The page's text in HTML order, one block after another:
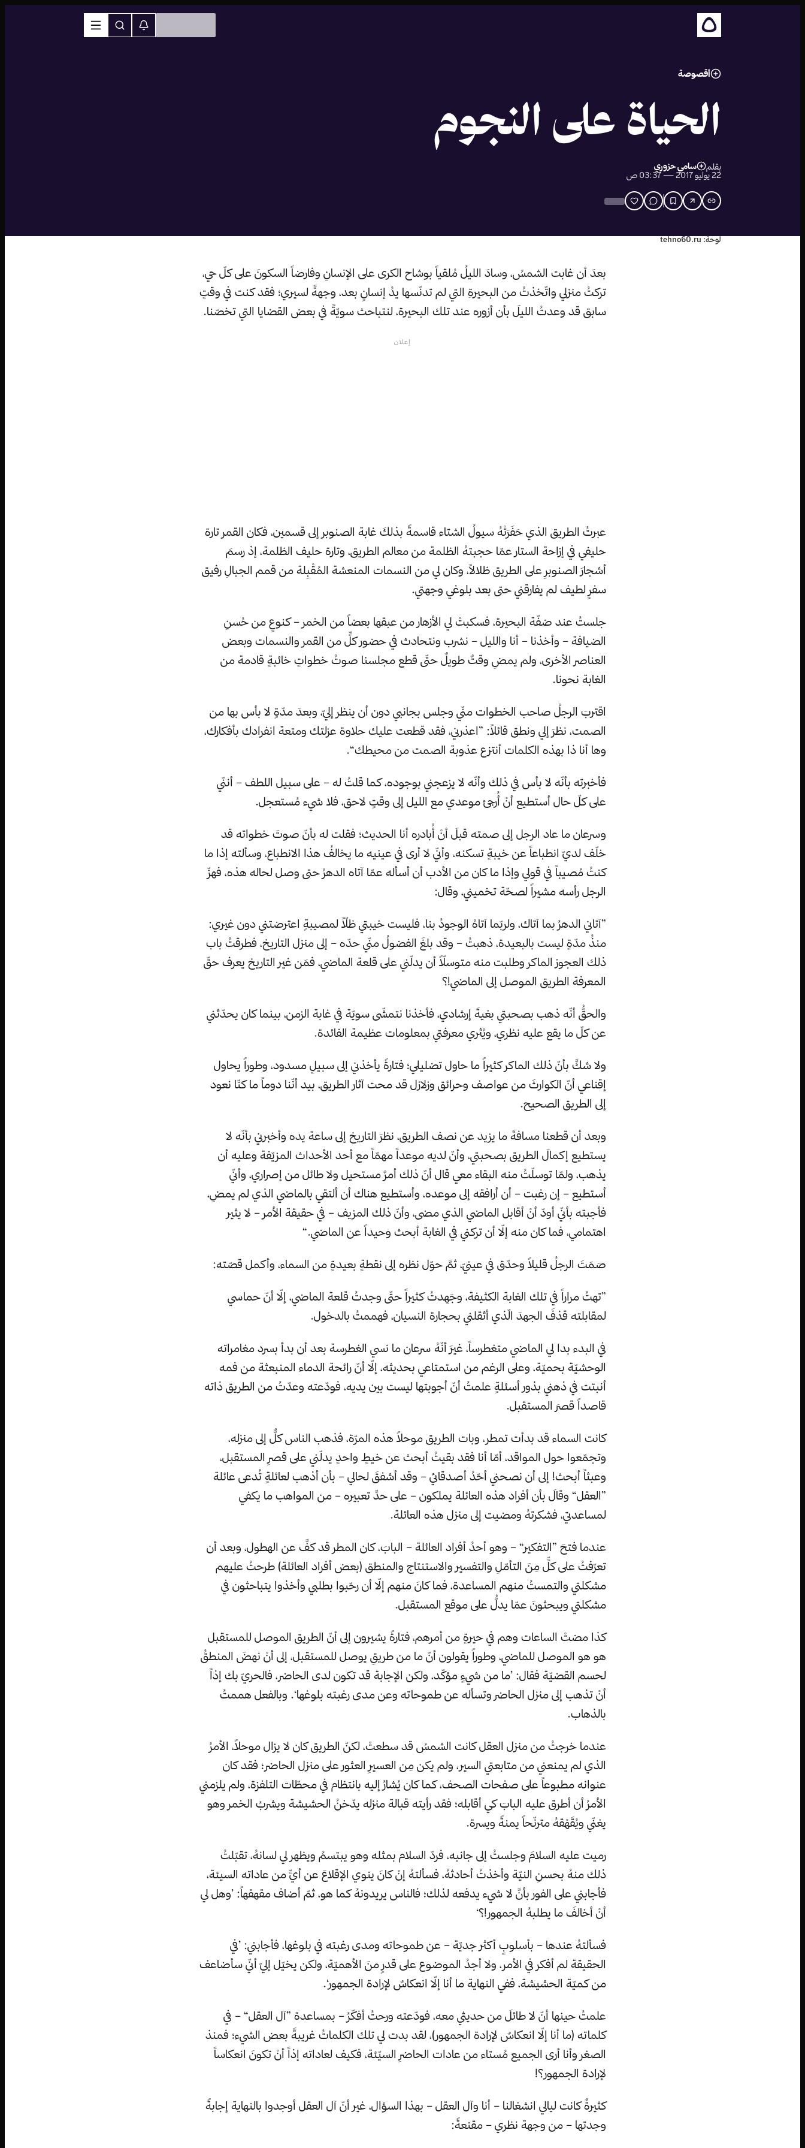
أقصوصة
الحياة على النجوم
بقلم
سامي حزوري
22 يوليو 2017 — 03:37 ص
لوحة: tehno60.ru
بعدَ أن غابت الشمسُ، وسادَ الليلُ مُلقياً بوشاح الكرى على الإنسانِ وفارضاً السكونَ على كلّ حي،
تركتُ منزلي واتّخذتُ من البحيرةِ التي لم تدنّسها يدُ إنسانٍ بعد، وجهةً لسيري؛ فقد كنت في وقتٍ
سابق قد وعدتُ الليلَ بأن أزوره عند تلك البحيرة، لنتباحث سويّةً في بعض القضايا التي تخصّنا.
إعلان
عبرتُ الطريق الذي حَفَرَتْهُ سيولُ الشتاء قاسمةً بذلكَ غابة الصنوبر إلى قسمين، فكان القمر تارة
حليفي في إزاحة الستار عمّا حجبتهُ الظلمة من معالم الطريق، وتارة حليف الظلمة، إذ رسمَ
أشجارَ الصنوبرِ على الطريق ظلالاً، وكان لي من النسمات المنعشة المُقْبِلة من قمم الجبالِ رفيق
سفرٍ لطيف لم يفارقني حتى بعد بلوغي وجهتي.
جلستُ عند ضفّة البحيرة، فسكبتْ لي الأزهار من عبقها بعضاً من الخمر – كنوعٍ من حُسنِ
الضيافة – وأخذنا – أنا والليل – نشرب ونتحادث في حضور كلٍّ من القمر والنسمات وبعض
العناصر الأخرى، ولم يمضِ وقتٌ طويلٌ حتّى قطع مجلسنا صوتُ خطواتٍ خائبةٍ قادمة من
الغابة نحونا.
اقتربَ الرجلُ صاحب الخطوات منّي وجلس بجانبي دون أن ينظر إليّ، وبعدَ مدّةٍ لا بأس بها من
الصمت، نظرَ إلي ونطق قائلاً: ”اعذرني، فقد قطعت عليك حلاوة عزلتك ومتعة انفرادك بأفكارك،
وها أنا ذا بهذه الكلمات أنتزع عذوبة الصمت من محيطك“.
فأخبرته بأنّه لا بأس في ذلك وأنّه لا يزعجني بوجوده، كما قلتُ له – على سبيل اللطف – أننّي
على كلّ حال أستطيع أنْ أُرجئ موعدي مع الليل إلى وقتٍ لاحق، فلا شيء مُستعجل.
وسرعان ما عاد الرجل إلى صمته قبلَ أنْ أُبادره أنا الحديث؛ فقلت له بأنّ صوتَ خطواته قد
خلّف لديّ انطباعاً عن خيبةٍ تسكنه، وأنّي لا أرى في عينيه ما يخالفُ هذا الانطباع، وسألته إذا ما
كنتُ مُصيباً في قولي وإذا ما كان من الأدب أن أسأله عمّا آتاه الدهرُ حتى وصل لحاله هذه، فهزّ
الرجل رأسه مشيراً لصحّة تخميني، وقال:
”آتاني الدهرُ بما آتاك، ولربّما آتاهُ الوجودُ بنا، فليست خيبتي ظلّاً لمصيبةٍ اعترضتني دون غيري:
منذُ مدّةٍ ليست بالبعيدة، ذهبتُ – وقد بلغَ الفضولُ منّي حدّه – إلى منزل التاريخ، فطرقتُ باب
ذلك العجوز الماكر وطلبت منه متوسلّاً أن يدلّني على قلعة الماضي، فمَن غير التاريخ يعرف حقّ
المعرفة الطريق الموصل إلى الماضي!؟
والحقُّ أنّه ذهب بصحبتي بغيةَ إرشادي، فأخذنا نتمشّى سويّة في غابة الزمن، بينما كان يحدّثني
عن كلّ ما يقع عليه نظري، ويُثري معرفتي بمعلومات عظيمة الفائدة.
ولا شكَّ بأنّ ذلك الماكر كثيراً ما حاول تضليلي؛ فتارةً يأخذني إلى سبيلٍ مسدود، وطوراً يحاول
إقناعي أنّ الكوارثَ من عواصف وحرائق وزلازل قد محت آثار الطريق، بيد أنّنا دوماً ما كنّا نعود
إلى الطريق الصحيح.
وبعد أن قطعنا مسافةَ ما يزيد عن نصف الطريق، نظرَ التاريخ إلى ساعة يده وأخبرني بأنّه لا
يستطيع إكمالَ الطريق بصحبتي، وأنّ لديه موعداً مهمّاً مع أحد الأحداث المزيّفة وعليه أن
يذهب، ولمّا توسلّتُ منه البقاء معي قال أنّ ذلك أمرٌ مستحيل ولا طائل من إصراري، وأنّي
أستطيع – إن رغبت – أن أرافقه إلى موعده، وأستطيع هناك أن ألتقي بالماضي الذي لم يمضِ،
فأجبته بأنّي أودّ أنْ أقابل الماضي الذي مضى، وأنّ ذلك المزيف – في حقيقة الأمر – لا يثير
اهتمامي، فما كان منه إلّا أن تركني في الغابة أبحث وحيداً عن الماضي.“
صَمَتَ الرجلُ قليلاً وحدّق في عينيّ، ثمَّ حوّل نظره إلى نقطةٍ بعيدةٍ من السماء، وأكمل قصّته:
”تهتُ مراراً في تلك الغابة الكثيفة، وجَهِدتُ كثيراً حتّى وجدتُ قلعة الماضي، إلّا أنّ حماسي
لمقابلته قذفَ الجهدَ الّذي أثقلني بحجارة النسيان، فهممتُ بالدخول.
في البدء بدا لي الماضي متغطرساً، غيرَ أنّهُ سرعان ما نسي الغطرسة بعد أن بدأ بسرد مغامراته
الوحشيّة بحميّة، وعلى الرغم من استمتاعي بحديثه، إلّا أنّ رائحة الدماء المنبعثة من فمه
أنبتت في ذهني بذور أسئلةٍ علمتُ أنّ أجوبتها ليست بين يديه، فودّعته وعدّتُ من الطريق ذاته
قاصداً قصرَ المستقبل.
كانت السماء قد بدأت تمطر، وبات الطريق موحلاً هذه المرّة، فذهب الناس كلٌّ إلى منزله،
وتجمّعوا حول المواقد، أمّا أنا فقد بقيتُ أبحث عن خيطٍ واحدٍ يدلّني على قصرِ المستقبل،
وعبثاً أبحث! إلى أن نصحني أحّدُ أصدقائي – وقد أشفقَ لحالي – بأن أذهب لعائلةٍ تُدعى عائلة
”العقل“ وقالَ بأن أفراد هذه العائلة يملكون – على حدِّ تعبيره – من المواهب ما يكفي
لمساعدتي، فشكرتهُ ومضيت إلى منزل هذه العائلة.
عندما فتحَ ”التفكير“ – وهو أحدُ أفراد العائلة – البابَ، كان المطر قد كفَّ عن الهطول، وبعد أن
تعرّفتُ على كلٍّ مِنَ التأمّلِ والتفسير والاستنتاج والمنطق (بعض أفراد العائلة) طرحتُ عليهم
مشكلتي والتمستُ منهم المساعدة، فما كانَ منهم إلّا أن رحّبوا بطلبي وأخذوا يتباحثون في
مشكلتي ويبحثونَ عمّا يدلُّ على موقع المستقبل.
كذا مضتْ الساعات وهم في حيرةٍ من أمرهم، فتارةً يشيرون إلى أنّ الطريق الموصل للمستقبل
هو هو الموصل للماضي، وطوراً يقولون أنّ ما من طريقِ يوصل للمستقبل، إلى أنْ نهضَ المنطقُ
لحسم القضيّة فقال: ’ما من شيءٍ مؤكّد، ولكن الإجابة قد تكون لدى الحاضر، فالحريّ بك إذاً
أنْ تذهب إلى منزل الحاضر وتسأله عن طموحاته وعن مدى رغبته بلوغها‘. وبالفعل هممتُ
بالذهاب.
عندما خرجتُ من منزل العقل كانت الشمسُ قد سطعتْ، لكنّ الطريق كان لا يزال موحلاً، الأمرُ
الذي لم يمنعني من متابعتي السير، ولم يكن مِن العسيرِ العثور على منزل الحاضر؛ فقد كان
عنوانه مطبوعاً على صفحات الصحف، كما كان يُشارُ إليه بانتظام في محطّات التلفزة، ولم يلزمني
الأمرُ أن أطرق عليه البابَ كي أقابله؛ فقد رأيته قبالة منزله يدّخنُ الحشيشة ويشربُ الخمر وهو
يغنّي ويُقَهْقهُ مترنّحاً يمنةً ويسرة.
رميت عليه السلامَ وجلستُ إلى جانبه، فردّ السلام بمثله وهو يبتسمُ ويظهر لي لسانهُ، تقبّلتُ
ذلك منهُ بحسنِ النيّة وأخذتُ أحادثهُ، فسألتهُ إنْ كانَ ينوي الإقلاعَ عن أيٍّ من عاداته السيئة،
فأجابني على الفور بأنَّ لا شيء يدفعه لذلك؛ فالناس يريدونهُ كما هو، ثمّ أضاف مقهقهاً: ’وهل لي
أنْ أخالفَ ما يطلبهُ الجمهور!؟‘
فسألتهُ عندها – بأسلوبٍ أكثر جديّة – عن طموحاته ومدى رغبته في بلوغها، فأجابني: ’في
الحقيقة لم أفكر في الأمر، ولا أجدُ الموضوع على قدرٍ منَ الأهميّة، ولكن يخيّل إليّ أنّي سأضاعف
من كميّة الحشيشة، ففي النهاية ما أنا إلّا انعكاسٌ لإرادة الجمهور‘.
علمتُ حينها أنّ لا طائلَ من حديثي معه، فودّعته ورحتُ أفكّرُ – بمساعدة ”آل العقل“ – في
كلماته (ما أنا إلّا انعكاسٌ لإرادة الجمهور)، لقد بدت لي تلك الكلماتُ غريبةً بعض الشيء؛ فمنذ
الصغر وأنا أرى الجميع مُستاء من عادات الحاضرِ السيّئة، فكيف لعاداته إذاً أنْ تكونَ انعكاساً
لإرادة الجمهور؟!
كثيرةٌ كانت ليالي انشغالنا – أنا وآل العقل – بهذا السؤال، غير أنّ آل العقل أوجدوا بالنهاية إجابةً
وجدتها – من وجهة نظري – مقنعةً: